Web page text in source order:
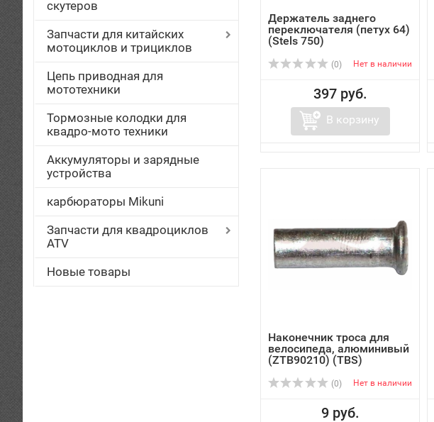
скутеров
Запчасти для китайских
мотоциклов и трициклов
Цепь приводная для
мототехники
Тормозные колодки для
квадро-мото техники
Аккумуляторы и зарядные
устройства
карбюраторы Mikuni
Запчасти для квадроциклов
ATV
Новые товары
Держатель заднего
переключателя (петух 64)
(Stels 750)
(0) Нет в наличии
397 руб.
В корзину
Наконечник троса для
велосипеда, алюминивый
(ZTB90210) (TBS)
(0) Нет в наличии
9 руб.